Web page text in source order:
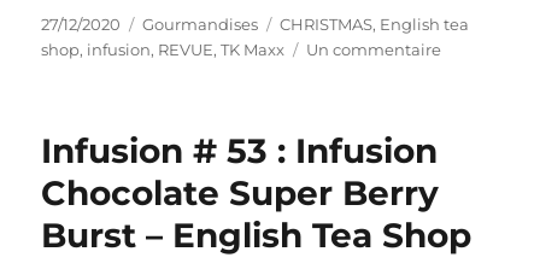
Publié
le
27/12/2020 Catégories
Gourmandises Étiquettes
CHRISTMAS, English tea
shop, infusion, REVUE,TK Maxx Un commentairesur
Rooibos
&
Infusion # 53 : Infusion
Chocolate Super Berry
Burst – English Tea Shop